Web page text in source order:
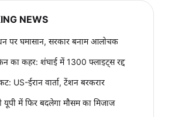
NEWS
पर घमासान, सरकार बनाम आलोचक
का कहर: शंघाई में 1300 फ्लाइट्स रद्द
US-ईरान वार्ता, टेंशन बरकरार
में फिर बदलेगा मौसम का मिजाज